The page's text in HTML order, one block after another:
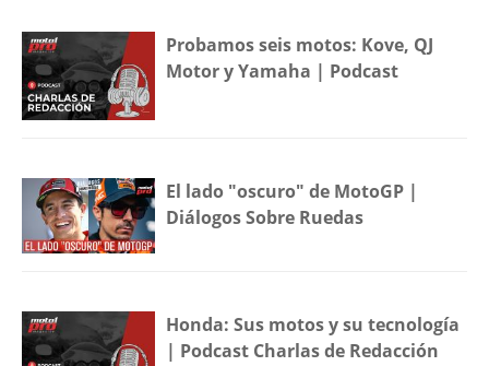
Probamos seis motos: Kove, QJ
Motor y Yamaha | Podcast
El lado "oscuro" de MotoGP |
Diálogos Sobre Ruedas
Honda: Sus motos y su tecnología
| Podcast Charlas de Redacción